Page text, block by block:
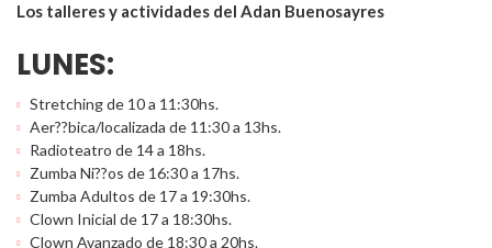
Los talleres y actividades del Adan Buenosayres
LUNES:
Stretching de 10 a 11:30hs.
Aer??bica/localizada de 11:30 a 13hs.
Radioteatro de 14 a 18hs.
Zumba Ni??os de 16:30 a 17hs.
Zumba Adultos de 17 a 19:30hs.
Clown Inicial de 17 a 18:30hs.
Clown Avanzado de 18:30 a 20hs.